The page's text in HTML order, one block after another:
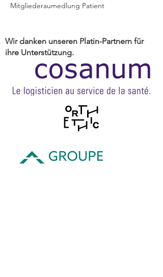
Mitgliederaumedlung Patient
Wir danken unseren Platin-Partnern für
ihre Unterstützung.